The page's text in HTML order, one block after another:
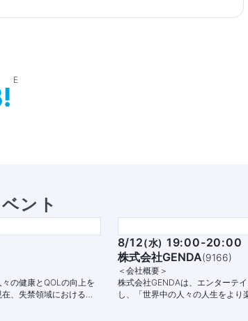
ント
の健康とQOLの向上を
、失禁領域における自
8/12(水) 19:00-20:00
株式会社GENDA(9166)
＜会社概要＞
株式会社GENDAは、エンターテ
し、「世界中の人々の人生をより